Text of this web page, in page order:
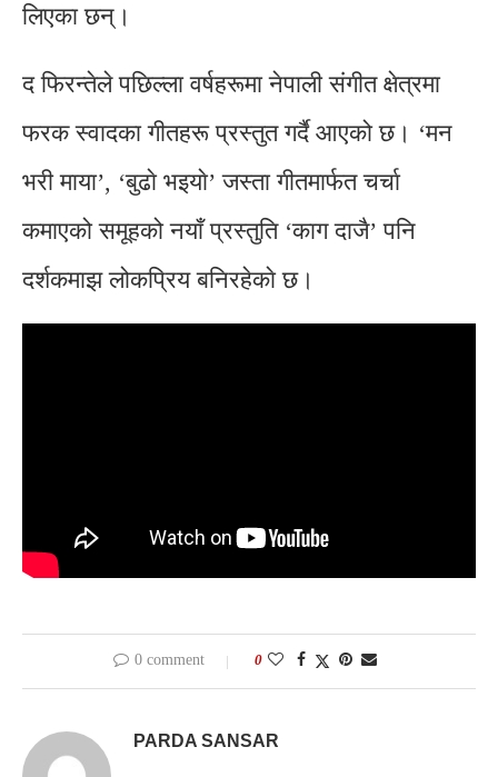
लिएका छन्।
द फिरन्तेले पछिल्ला वर्षहरूमा नेपाली संगीत क्षेत्रमा
फरक स्वादका गीतहरू प्रस्तुत गर्दै आएको छ। ‘मन
भरी माया’, ‘बुढाे भइयाे’ जस्ता गीतमार्फत चर्चा
कमाएको समूहको नयाँ प्रस्तुति ‘काग दाजै’ पनि
दर्शकमाझ लोकप्रिय बनिरहेकाे छ।
0 comment 0
PARDA SANSAR